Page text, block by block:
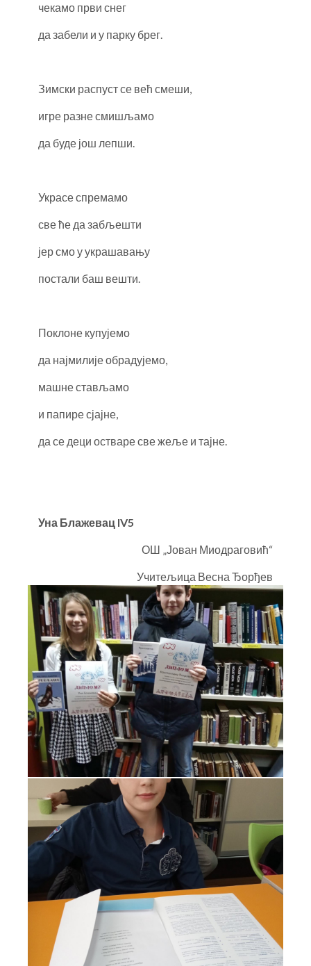
чекамо први снег
да забели и у парку брег.
Зимски распуст се већ смеши,
игре разне смишљамо
да буде још лепши.
Украсе спремамо
све ће да забљешти
јер смо у украшавању
постали баш вешти.
Поклоне купујемо
да најмилије обрадујемо,
машне стављамо
и папире сјајне,
да се деци остваре све жеље и тајне.
Уна Блажевац IV5
ОШ „Јован Миодраговић“
Учитељица Весна Ђорђев